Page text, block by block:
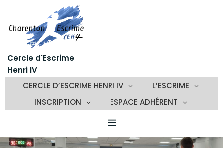
content
Cercle d'Escrime
Henri IV
CERCLE D’ESCRIME HENRI IV
L’ESCRIME
INSCRIPTION
ESPACE ADHÉRENT